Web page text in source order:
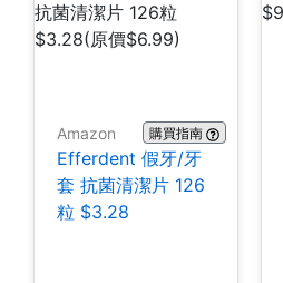
Amazon 購買指南
Efferdent 假牙/牙
套 抗菌清潔片 126
粒 $3.28